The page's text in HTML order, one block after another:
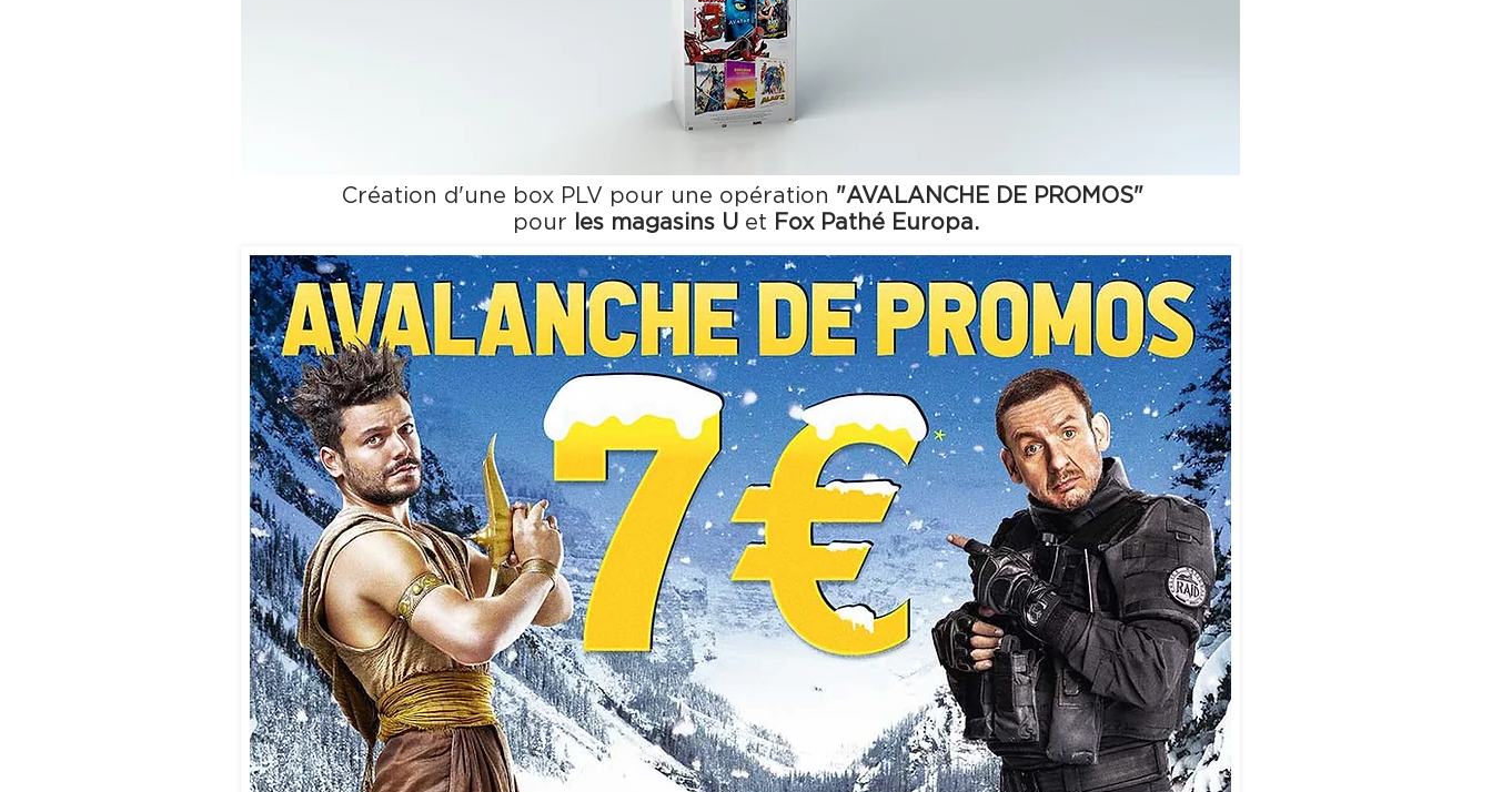
Création d'une box PLV pour une opération "AVALANCHE DE PROMOS"
pour
les magasins U et Fox Pathé Europa.